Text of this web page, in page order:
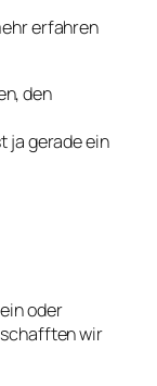
erfahren
den
ja gerade ein
oder
schafften wir